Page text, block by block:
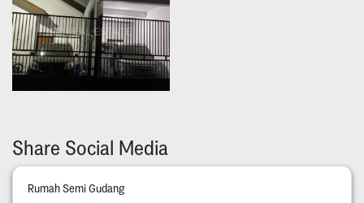
Share Social Media
Rumah Semi Gudang